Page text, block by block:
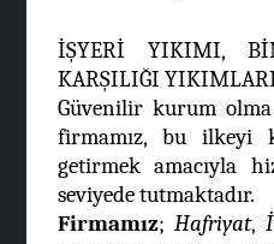
İŞYERİ YIKIMI,
KARŞILIĞI
Güvenilir kurum
firmamız, bu ilkeyi
getirmek amacıyla
seviyede tutmaktadır.
Firmamız;Hafriyat,